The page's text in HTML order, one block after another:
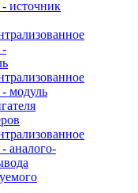
источник
-
модуль
аналого-